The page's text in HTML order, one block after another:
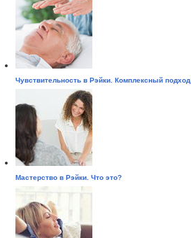
Чувствительность в Рэйки. Комплексный подход
Мастерство в Рэйки. Что это?